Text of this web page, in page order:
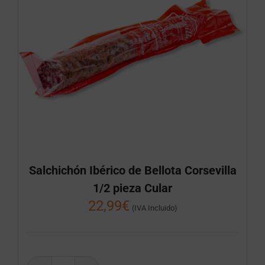
Salchichón Ibérico de Bellota Corsevilla
1/2 pieza Cular
22,99€ (IVA Incluido)